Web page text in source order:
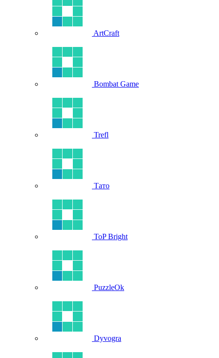
ArtCraft
Bombat Game
Trefl
Тато
ToP Bright
PuzzleOk
Dyvogra